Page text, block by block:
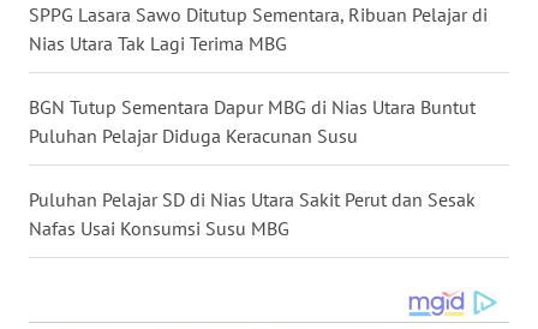
SPPG Lasara Sawo Ditutup Sementara, Ribuan Pelajar di
Nias Utara Tak Lagi Terima MBG
BGN Tutup Sementara Dapur MBG di Nias Utara Buntut
Puluhan Pelajar Diduga Keracunan Susu
Puluhan Pelajar SD di Nias Utara Sakit Perut dan Sesak
Nafas Usai Konsumsi Susu MBG
TOBA
WN